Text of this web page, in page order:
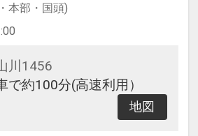
本部・国頭)
川1456
で約100分(高速利用）
地図